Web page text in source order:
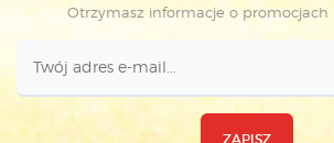
Otrzymasz informacje o promocjach
ZAPISZ